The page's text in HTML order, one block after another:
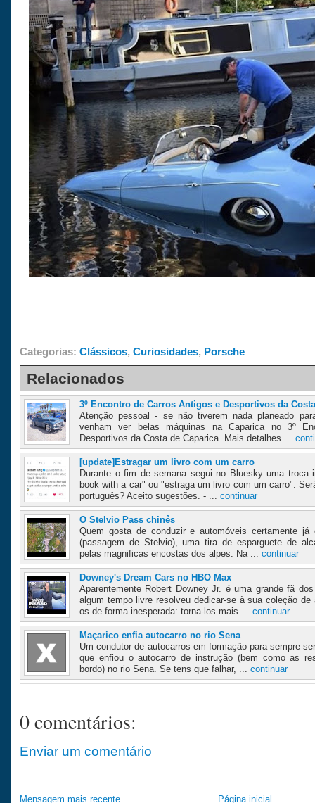
Categorias: Clássicos, Curiosidades, Porsche
Relacionados
3º Encontro de Carros Antigos e Desportivos da
Atenção pessoal - se não tiverem nada planeado
venham ver belas máquinas na Caparica no 3º
Desportivos da Costa de Caparica. Mais detalhes ...
[update]Estragar um livro com um carro
Durante o fim de semana segui no Bluesky uma troca
book with a car" ou "estraga um livro com um carro".
português? Aceito sugestões. - ... continuar
O Stelvio Pass chinês
Quem gosta de conduzir e automóveis certamente
(passagem de Stelvio), uma tira de esparguete de
pelas magnificas encostas dos alpes. Na ... continuar
Downey's Dream Cars no HBO Max
Aparentemente Robert Downey Jr. é uma grande fã
algum tempo livre resolveu dedicar-se à sua coleção
os de forma inesperada: torna-los mais ... continuar
Maçarico enfia autocarro no rio Sena
Um condutor de autocarros em formação para sempre
que enfiou o autocarro de instrução (bem como as
bordo) no rio Sena. Se tens que falhar, ... continuar
0 comentários:
Enviar um comentário
Mensagem mais recente Página inicial